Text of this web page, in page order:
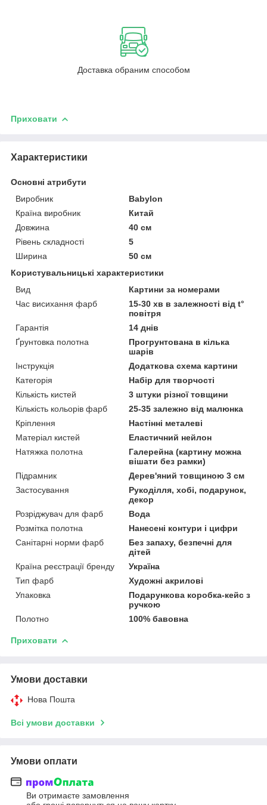
Доставка обраним способом
Приховати
Характеристики
Основні атрибути
Виробник
Babylon
Країна виробник
Китай
Довжина
40 см
Рівень складності
5
Ширина
50 см
Користувальницькі характеристики
Вид
Картини за номерами
Час висихання фарб
15-30 хв в залежності від t°
повітря
Гарантія
14 днів
Ґрунтовка полотна
Прогрунтована в кілька
шарів
Інструкція
Додаткова схема картини
Категорія
Набір для творчості
Кількість кистей
3 штуки різної товщини
Кількість кольорів фарб
25-35 залежно від малюнка
Кріплення
Настінні металеві
Матеріал кистей
Еластичний нейлон
Натяжка полотна
Галерейна (картину можна
вішати без рамки)
Підрамник
Дерев'яний товщиною 3 см
Застосування
Рукоділля, хобі, подарунок,
декор
Розріджувач для фарб
Вода
Розмітка полотна
Нанесені контури і цифри
Санітарні норми фарб
Без запаху, безпечні для
дітей
Країна реєстрації бренду
Україна
Тип фарб
Художні акрилові
Упаковка
Подарункова коробка-кейс з
ручкою
Полотно
100% бавовна
Приховати
Умови доставки
Нова Пошта
Всі умови доставки
Умови оплати
Ви отримаєте замовлення